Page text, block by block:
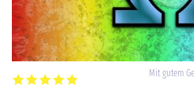
Mit gutem